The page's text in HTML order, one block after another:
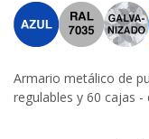
Armario metálico de
regulables y 60 cajas -